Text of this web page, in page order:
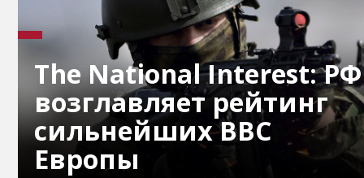
The National Interest: РФ
возглавляет рейтинг
сильнейших ВВС
Европы